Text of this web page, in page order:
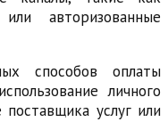
авторизованные
способов оплаты
личного
услуг или